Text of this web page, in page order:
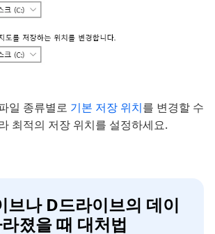
일 종류별로 기본 저장 위치를 변경할 수
최적의 저장 위치를 설정하세요.
브나 D드라이브의 데이
졌을 때 대처법